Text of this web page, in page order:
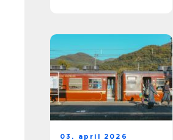
03. april 2026